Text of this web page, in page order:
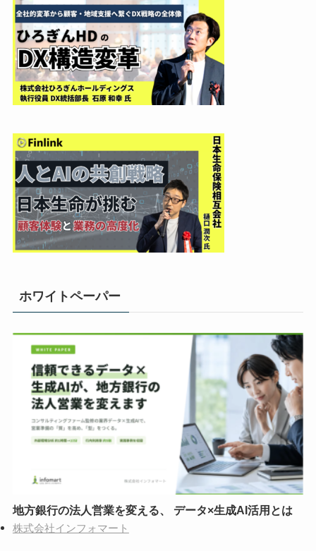
ホワイトペーパー
地方銀行の法人営業を変える、 データ×生成AI活用とは
株式会社インフォマート